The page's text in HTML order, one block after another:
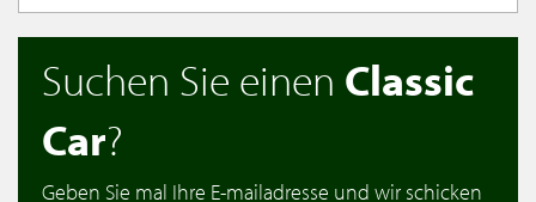
Suchen Sie einen Classic
Car?
Geben Sie mal Ihre E-mailadresse und wir schicken